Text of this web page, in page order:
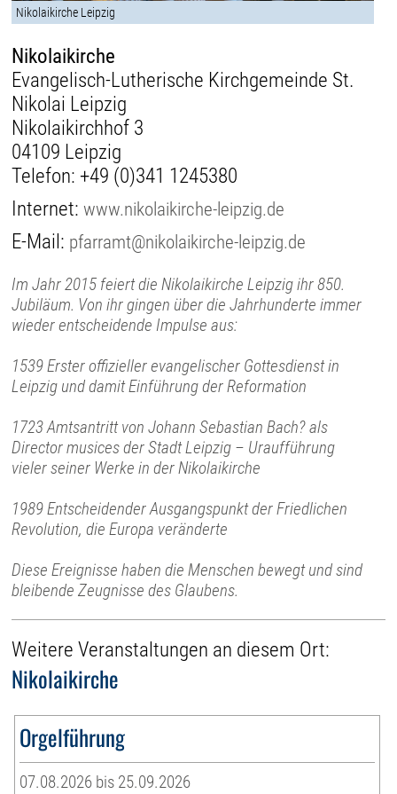
Nikolaikirche Leipzig
Nikolaikirche
Evangelisch-Lutherische Kirchgemeinde St.
Nikolai Leipzig
Nikolaikirchhof 3
04109 Leipzig
Telefon: +49 (0)341 1245380
Internet:www.nikolaikirche-leipzig.de
E-Mail: pfarramt@nikolaikirche-leipzig.de
Im Jahr 2015 feiert die Nikolaikirche Leipzig ihr 850.
Jubiläum. Von ihr gingen über die Jahrhunderte immer
wieder entscheidende Impulse aus:
1539 Erster offizieller evangelischer Gottesdienst in
Leipzig und damit Einführung der Reformation
1723 Amtsantritt von Johann Sebastian Bach? als
Director musices der Stadt Leipzig – Uraufführung
vieler seiner Werke in der Nikolaikirche
1989 Entscheidender Ausgangspunkt der Friedlichen
Revolution, die Europa veränderte
Diese Ereignisse haben die Menschen bewegt und sind
bleibende Zeugnisse des Glaubens.
Weitere Veranstaltungen an diesem Ort:
Nikolaikirche
Orgelführung
07.08.2026 bis 25.09.2026